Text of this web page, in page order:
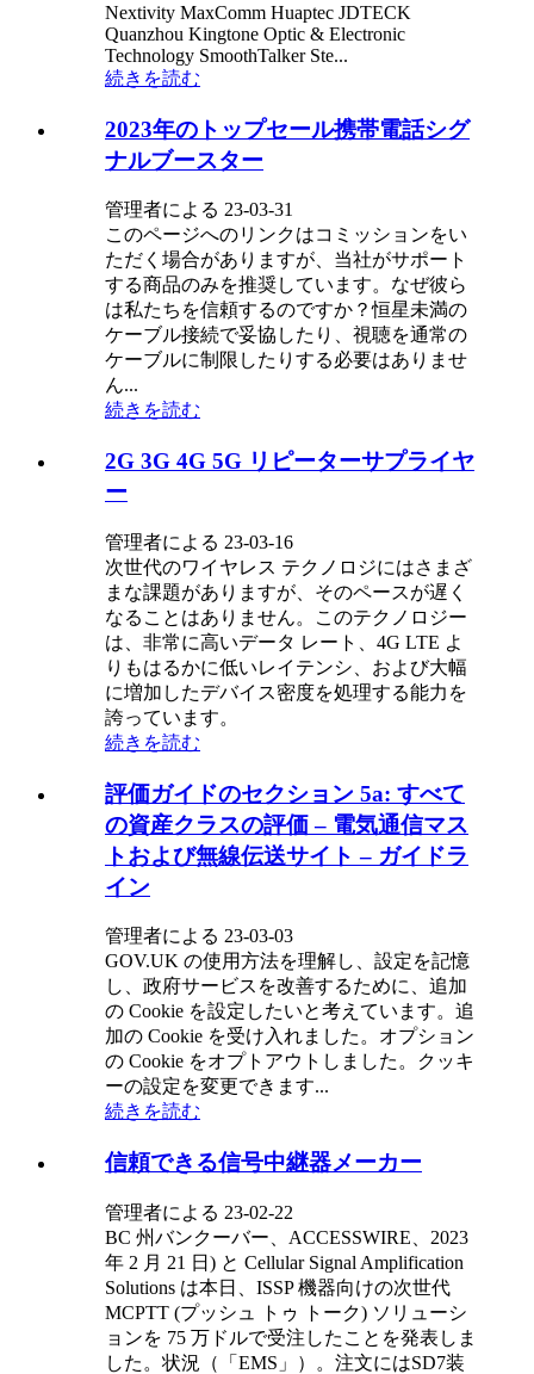
Nextivity MaxComm Huaptec JDTECK
Quanzhou Kingtone Optic & Electronic
Technology SmoothTalker Ste...
続きを読む
2023年のトップセール携帯電話シグ
ナルブースター
管理者による 23-03-31
このページへのリンクはコミッションをい
ただく場合がありますが、当社がサポート
する商品のみを推奨しています。なぜ彼ら
は私たちを信頼するのですか？恒星未満の
ケーブル接続で妥協したり、視聴を通常の
ケーブルに制限したりする必要はありませ
ん...
続きを読む
2G 3G 4G 5G リピーターサプライヤ
ー
管理者による 23-03-16
次世代のワイヤレス テクノロジにはさまざ
まな課題がありますが、そのペースが遅く
なることはありません。このテクノロジー
は、非常に高いデータ レート、4G LTE よ
りもはるかに低いレイテンシ、および大幅
に増加したデバイス密度を処理する能力を
誇っています。
続きを読む
評価ガイドのセクション 5a: すべて
の資産クラスの評価 – 電気通信マス
トおよび無線伝送サイト – ガイドラ
イン
管理者による 23-03-03
GOV.UK の使用方法を理解し、設定を記憶
し、政府サービスを改善するために、追加
の Cookie を設定したいと考えています。追
加の Cookie を受け入れました。オプション
の Cookie をオプトアウトしました。クッキ
ーの設定を変更できます...
続きを読む
信頼できる信号中継器メーカー
管理者による 23-02-22
BC 州バンクーバー、ACCESSWIRE、2023
年 2 月 21 日) と Cellular Signal Amplification
Solutions は本日、ISSP 機器向けの次世代
MCPTT (プッシュ トゥ トーク) ソリューシ
ョンを 75 万ドルで受注したことを発表しま
した。状況（「EMS」）。注文にはSD7装